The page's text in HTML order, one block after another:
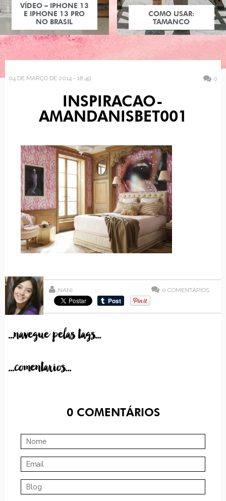
VÍDEO – IPHONE 13
E IPHONE 13 PRO
NO BRASIL
COMO USAR:
TAMANCO
04 DE MARÇO DE 2014 - 18:49 0
INSPIRACAO-
AMANDANISBET001
NANI 0 COMENTÁRIOS
...navegue pelas tags...
...comentarios...
0COMENTÁRIOS